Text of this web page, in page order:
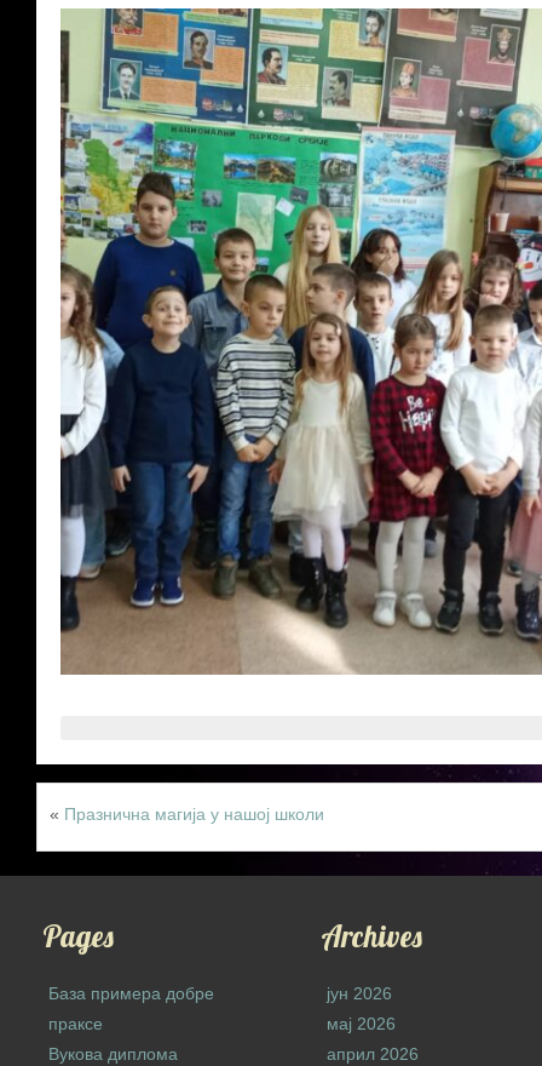
« Празнична магија у нашој школи
Pages
База примера добре
праксе
Вукова диплома
Archives
јун 2026
мај 2026
април 2026